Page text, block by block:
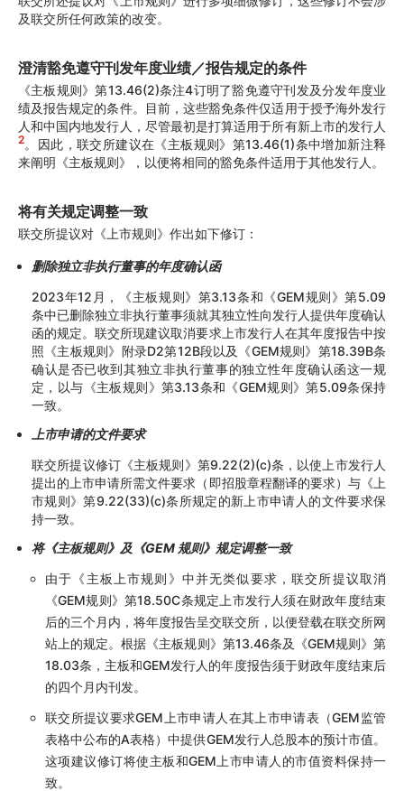
及联交所任何政策的改变。
澄清豁免遵守刊发年度业绩／报告规定的条件
《主板规则》第13.46(2)条注4订明了豁免遵守刊发及分发年度业
绩及报告规定的条件。目前，这些豁免条件仅适用于授予海外发行
人和中国内地发行人，尽管最初是打算适用于所有新上市的发行人
2。因此，联交所建议在《主板规则》第13.46(1)条中增加新注释
来阐明《主板规则》，以便将相同的豁免条件适用于其他发行人。
将有关规定调整一致
联交所提议对《上市规则》作出如下修订：
删除独立非执行董事的年度确认函
2023年12月，《主板规则》第3.13条和《GEM规则》第5.09
条中已删除独立非执行董事须就其独立性向发行人提供年度确认
函的规定。联交所现建议取消要求上市发行人在其年度报告中按
照《主板规则》附录D2第12B段以及《GEM规则》第18.39B条
确认是否已收到其独立非执行董事的独立性年度确认函这一规
定，以与《主板规则》第3.13条和《GEM规则》第5.09条保持
一致。
上市申请的文件要求
联交所提议修订《主板规则》第9.22(2)(c)条，以使上市发行人
提出的上市申请所需文件要求（即招股章程翻译的要求）与《上
市规则》第9.22(33)(c)条所规定的新上市申请人的文件要求保
持一致。
将《主板规则》及《GEM 规则》规定调整一致
由于《主板上市规则》中并无类似要求，联交所提议取消
《GEM规则》第18.50C条规定上市发行人须在财政年度结束
后的三个月内，将年度报告呈交联交所，以便登载在联交所网
站上的规定。根据《主板规则》第13.46条及《GEM规则》第
18.03条，主板和GEM发行人的年度报告须于财政年度结束后
的四个月内刊发。
联交所提议要求GEM上市申请人在其上市申请表（GEM监管
表格中公布的A表格）中提供GEM发行人总股本的预计市值。
这项建议修订将使主板和GEM上市申请人的市值资料保持一
致。